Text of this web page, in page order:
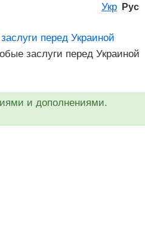
Укр Рус
перед Украиной
заслуги перед Украиной
и дополнениями.